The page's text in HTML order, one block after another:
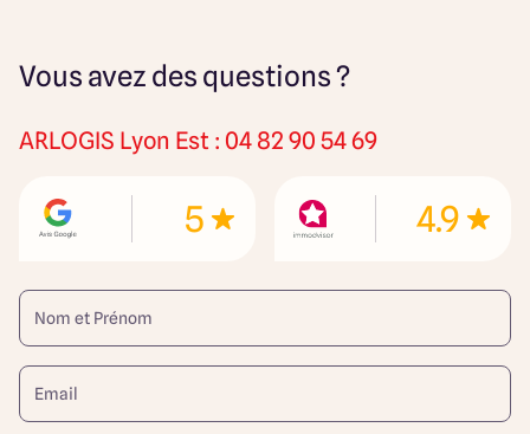
Vous avez des questions ?
ARLOGIS Lyon Est : 04 82 90 54 69
5 4.9